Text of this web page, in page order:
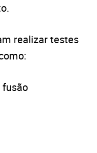
realizar testes
fusão